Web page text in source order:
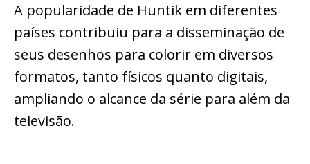
A popularidade de Huntik em diferentes
países contribuiu para a disseminação de
seus desenhos para colorir em diversos
formatos, tanto físicos quanto digitais,
ampliando o alcance da série para além da
televisão.